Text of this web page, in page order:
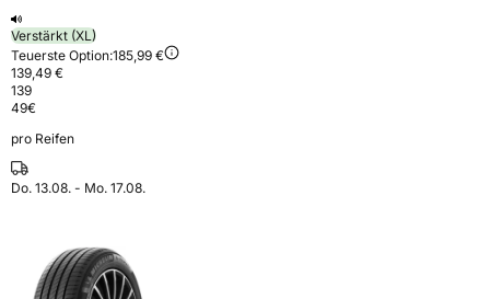
Verstärkt (XL)
Teuerste Option:185,99 €
139,49 €
139
49€
pro Reifen
Do. 13.08. - Mo. 17.08.